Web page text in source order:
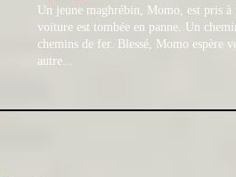
Un jeune maghrébin, Momo, est pris
voiture est tombée en panne. Un
chemins de fer. Blessé, Momo espère
autre...